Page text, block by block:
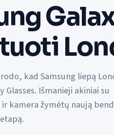
kad Samsung liepą
Išmanieji akiniai su
kamera žymėtų naują